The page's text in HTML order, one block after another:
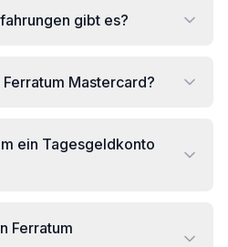
gibt es?
Mastercard?
ein Tagesgeldkonto
Ferratum